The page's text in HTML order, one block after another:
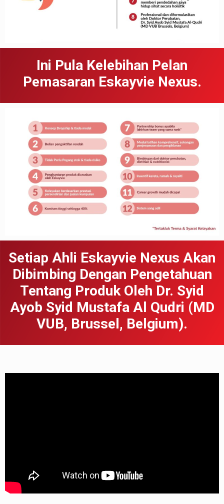
Ini Pula Kelebihan Pelan
Pemasaran Eskayvie Nexus.
Setiap Ahli Eskayvie Nexus Akan
Dibimbing Dengan Pengetahuan
Tentang Produk Oleh Dr. Syid
Ayob Syid Mustafa Al Qudri (MD
VUB, Brussel, Belgium).